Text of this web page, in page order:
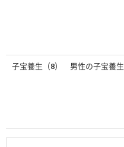
子宝養生（8） 男性の子宝養生